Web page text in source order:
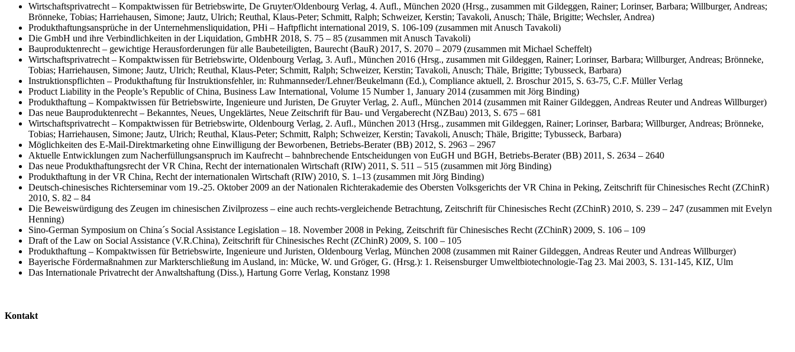
Wirtschaftsprivatrecht – Kompaktwissen für Betriebswirte, De Gruyter/Oldenbourg Verlag, 4. Aufl., München 2020 (Hrsg., zusammen mit Gildeggen, Rainer; Lorinser, Barbara; Willburger, Andreas;
Brönneke, Tobias; Harriehausen, Simone; Jautz, Ulrich; Reuthal, Klaus-Peter; Schmitt, Ralph; Schweizer, Kerstin; Tavakoli, Anusch; Thäle, Brigitte; Wechsler, Andrea)
Produkthaftungsansprüche in der Unternehmensliquidation, PHi – Haftpflicht international 2019, S. 106-109 (zusammen mit Anusch Tavakoli)
Die GmbH und ihre Verbindlichkeiten in der Liquidation, GmbHR 2018, S. 75 – 85 (zusammen mit Anusch Tavakoli)
Bauproduktenrecht – gewichtige Herausforderungen für alle Baubeteiligten, Baurecht (BauR) 2017, S. 2070 – 2079 (zusammen mit Michael Scheffelt)
Wirtschaftsprivatrecht – Kompaktwissen für Betriebswirte, Oldenbourg Verlag, 3. Aufl., München 2016 (Hrsg., zusammen mit Gildeggen, Rainer; Lorinser, Barbara; Willburger, Andreas; Brönneke,
Tobias; Harriehausen, Simone; Jautz, Ulrich; Reuthal, Klaus-Peter; Schmitt, Ralph; Schweizer, Kerstin; Tavakoli, Anusch; Thäle, Brigitte; Tybusseck, Barbara)
Instruktionspflichten – Produkthaftung für Instruktionsfehler, in: Ruhmannseder/Lehner/Beukelmann (Ed.), Compliance aktuell, 2. Broschur 2015, S. 63-75, C.F. Müller Verlag
Product Liability in the People’s Republic of China, Business Law International, Volume 15 Number 1, January 2014 (zusammen mit Jörg Binding)
Produkthaftung – Kompaktwissen für Betriebswirte, Ingenieure und Juristen, De Gruyter Verlag, 2. Aufl., München 2014 (zusammen mit Rainer Gildeggen, Andreas Reuter und Andreas Willburger)
Das neue Bauproduktenrecht – Bekanntes, Neues, Ungeklärtes, Neue Zeitschrift für Bau- und Vergaberecht (NZBau) 2013, S. 675 – 681
Wirtschaftsprivatrecht – Kompaktwissen für Betriebswirte, Oldenbourg Verlag, 2. Aufl., München 2013 (Hrsg., zusammen mit Gildeggen, Rainer; Lorinser, Barbara; Willburger, Andreas; Brönneke,
Tobias; Harriehausen, Simone; Jautz, Ulrich; Reuthal, Klaus-Peter; Schmitt, Ralph; Schweizer, Kerstin; Tavakoli, Anusch; Thäle, Brigitte; Tybusseck, Barbara)
Möglichkeiten des E-Mail-Direktmarketing ohne Einwilligung der Beworbenen, Betriebs-Berater (BB) 2012, S. 2963 – 2967
Aktuelle Entwicklungen zum Nacherfüllungsanspruch im Kaufrecht – bahnbrechende Entscheidungen von EuGH und BGH, Betriebs-Berater (BB) 2011, S. 2634 – 2640
Das neue Produkthaftungsrecht der VR China, Recht der internationalen Wirtschaft (RIW) 2011, S. 511 – 515 (zusammen mit Jörg Binding)
Produkthaftung in der VR China, Recht der internationalen Wirtschaft (RIW) 2010, S. 1–13 (zusammen mit Jörg Binding)
Deutsch-chinesisches Richterseminar vom 19.-25. Oktober 2009 an der Nationalen Richterakademie des Obersten Volksgerichts der VR China in Peking, Zeitschrift für Chinesisches Recht (ZChinR)
2010, S. 82 – 84
Die Beweiswürdigung des Zeugen im chinesischen Zivilprozess – eine auch rechts-vergleichende Betrachtung, Zeitschrift für Chinesisches Recht (ZChinR) 2010, S. 239 – 247 (zusammen mit Evelyn
Henning)
Sino-German Symposium on China´s Social Assistance Legislation – 18. November 2008 in Peking, Zeitschrift für Chinesisches Recht (ZChinR) 2009, S. 106 – 109
Draft of the Law on Social Assistance (V.R.China), Zeitschrift für Chinesisches Recht (ZChinR) 2009, S. 100 – 105
Produkthaftung – Kompaktwissen für Betriebswirte, Ingenieure und Juristen, Oldenbourg Verlag, München 2008 (zusammen mit Rainer Gildeggen, Andreas Reuter und Andreas Willburger)
Bayerische Fördermaßnahmen zur Markterschließung im Ausland, in: Mücke, W. und Gröger, G. (Hrsg.): 1. Reisensburger Umweltbiotechnologie-Tag 23. Mai 2003, S. 131-145, KIZ, Ulm
Das Internationale Privatrecht der Anwaltshaftung (Diss.), Hartung Gorre Verlag, Konstanz 1998
Kontakt